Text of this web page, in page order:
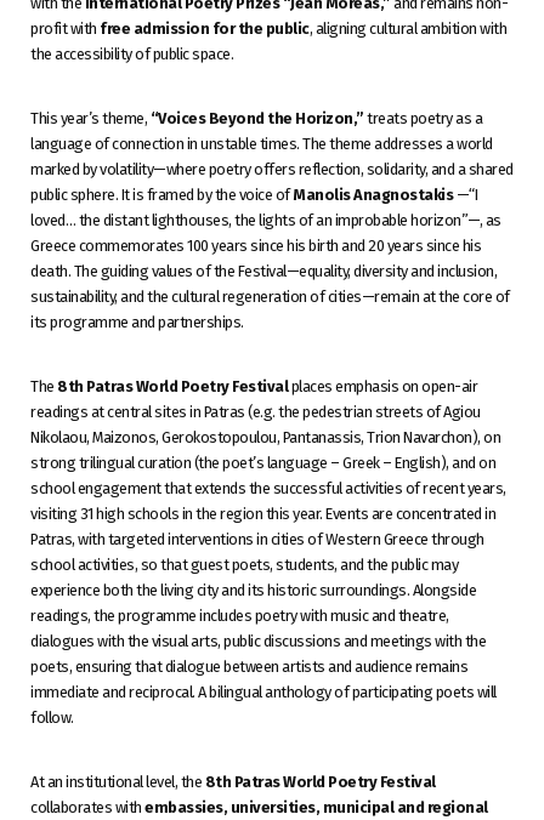
profit with free admission for the public, aligning cultural ambition with
the accessibility of public space.
This year’s theme, “Voices Beyond the Horizon,” treats poetry as a
language of connection in unstable times. The theme addresses a world
marked by volatility—where poetry offers reflection, solidarity, and a shared
public sphere. It is framed by the voice ofManolis Anagnostakis—“I
loved… the distant lighthouses, the lights of an improbable horizon”—, as
Greece commemorates 100 years since his birth and 20 years since his
death. The guiding values of the Festival—equality, diversity and inclusion,
sustainability, and the cultural regeneration of cities—remain at the core of
its programme and partnerships.
The 8th Patras World Poetry Festivalplaces emphasis on open-air
readings at central sites in Patras (e.g. the pedestrian streets of Agiou
Nikolaou, Maizonos, Gerokostopoulou, Pantanassis, Trion Navarchon), on
strong trilingual curation (the poet’s language – Greek – English), and on
school engagement that extends the successful activities of recent years,
visiting 31 high schools in the region this year. Events are concentrated in
Patras, with targeted interventions in cities of Western Greece through
school activities, so that guest poets, students, and the public may
experience both the living city and its historic surroundings. Alongside
readings, the programme includes poetry with music and theatre,
dialogues with the visual arts, public discussions and meetings with the
poets, ensuring that dialogue between artists and audience remains
immediate and reciprocal. A bilingual anthology of participating poets will
follow.
At an institutional level, the 8th Patras World Poetry Festival
collaborates with embassies, universities, municipal and regional